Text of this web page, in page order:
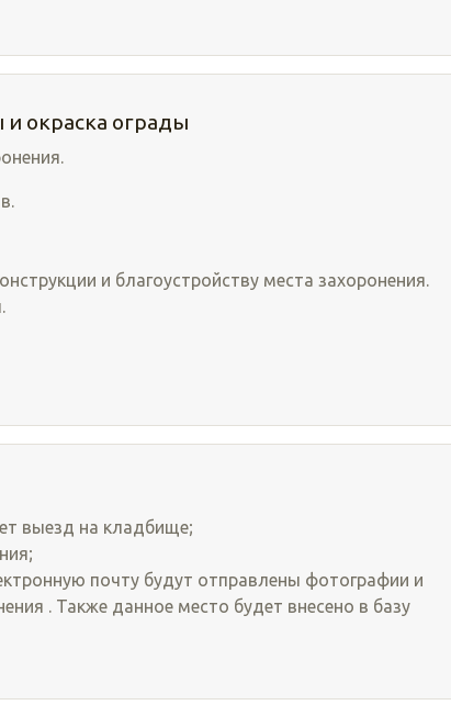
окраска ограды
и благоустройству места захоронения.
выезд на кладбище;
почту будут отправлены фотографии и
. Также данное место будет внесено в базу